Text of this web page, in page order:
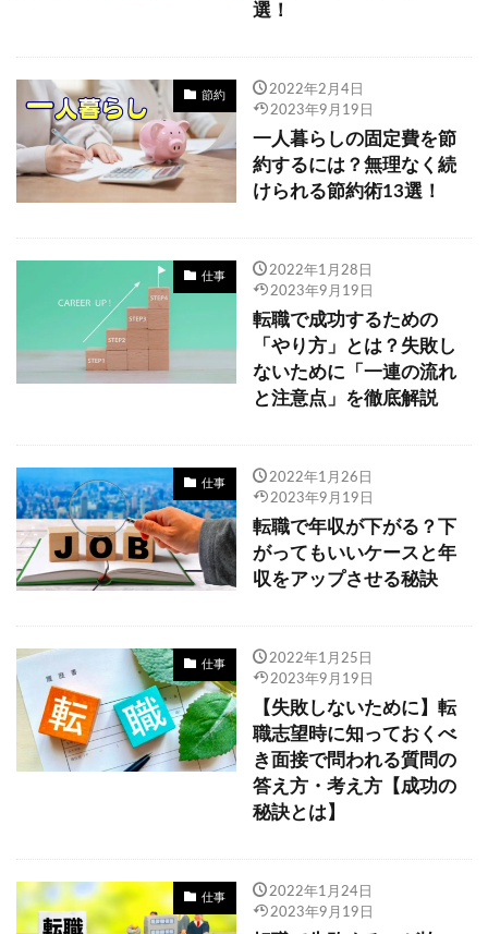
選！
節約
2022年2月4日
2023年9月19日
一人暮らしの固定費を節
約するには？無理なく続
けられる節約術13選！
仕事
2022年1月28日
2023年9月19日
転職で成功するための
「やり方」とは？失敗し
ないために「一連の流れ
と注意点」を徹底解説
仕事
2022年1月26日
2023年9月19日
転職で年収が下がる？下
がってもいいケースと年
収をアップさせる秘訣
仕事
2022年1月25日
2023年9月19日
【失敗しないために】転
職志望時に知っておくべ
き面接で問われる質問の
答え方・考え方【成功の
秘訣とは】
仕事
2022年1月24日
2023年9月19日